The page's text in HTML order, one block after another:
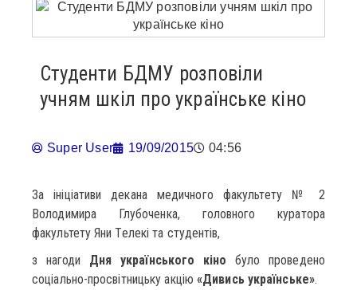
Студенти БДМУ розповіли
учням шкіл про українське кіно
Super User 19/09/2015 04:56
За ініціативи декана медичного факультету № 2
Володимира Глубоченка, головного куратора
факультету Яни Телекі та студентів,
з нагоди Дня українського кіно було проведено
соціально-просвітницьку акцію«Дивись українське».